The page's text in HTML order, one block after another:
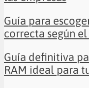
Guía para
correcta según
Guía definitiva
RAM ideal para